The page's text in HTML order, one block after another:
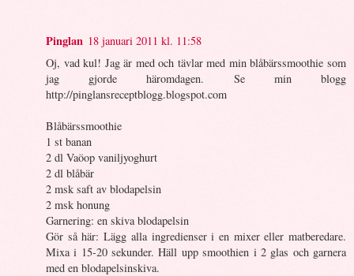
Pinglan 18 januari 2011 kl. 11:58
Oj, vad kul! Jag är med och tävlar med min blåbärssmoothie som
jag gjorde häromdagen. Se min blogg
http://pinglansreceptblogg.blogspot.com
Blåbärssmoothie
1 st banan
2 dl Vaöop vaniljyoghurt
2 dl blåbär
2 msk saft av blodapelsin
2 msk honung
Garnering: en skiva blodapelsin
Gör så här: Lägg alla ingredienser i en mixer eller matberedare.
Mixa i 15-20 sekunder. Häll upp smoothien i 2 glas och garnera
med en blodapelsinskiva.